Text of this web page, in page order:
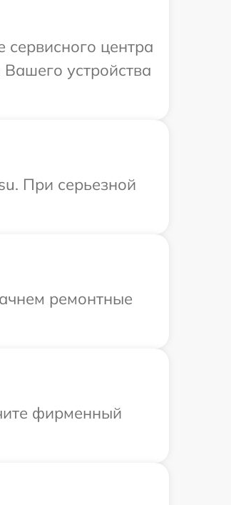
центра
устройства
При серьезной
ремонтные
фирменный